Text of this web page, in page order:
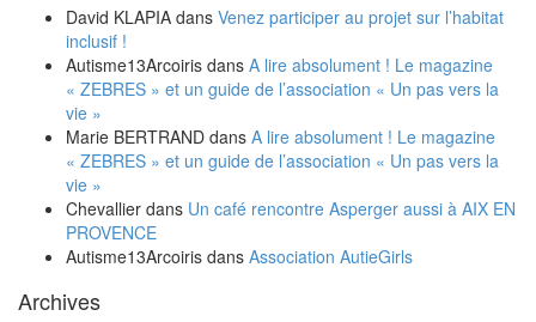
David KLAPIA dans Venez participer au projet sur l’habitat
inclusif !
Autisme13Arcoiris dans A lire absolument ! Le magazine
« ZEBRES » et un guide de l’association « Un pas vers la
vie »
Marie BERTRAND dans A lire absolument ! Le magazine
« ZEBRES » et un guide de l’association « Un pas vers la
vie »
Chevallier dans Un café rencontre Asperger aussi à AIX EN
PROVENCE
Autisme13Arcoiris dans Association AutieGirls
Archives